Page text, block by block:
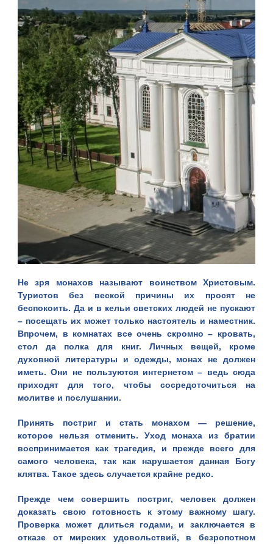
Не зря монахов называют воинством Христовым.
Туристов без веской причины их просят не
беспокоить. Да и в кельи светских людей не пускают
– посещать их может только настоятель и наместник.
Впрочем, в комнатах все очень скромно – кровать,
стол да полка для книг. Личных вещей, кроме
духовной литературы и одежды, монах не должен
иметь. Они не пользуются интернетом – ведь сюда
приходят для того, чтобы сосредоточиться на
молитве и послушании.
Принять постриг и стать монахом — решение,
которое нельзя отменить. Уход монаха из братии
воспринимается как трагедия, и прежде всего для
самого человека, так как нарушается данная Богу
клятва. Такое здесь случается крайне редко.
Прежде чем совершить постриг, человек должен
доказать свою готовность к этому важному шагу.
Проверка может длиться годами, и заключается в
отказе от мирских удовольствий, в безропотном